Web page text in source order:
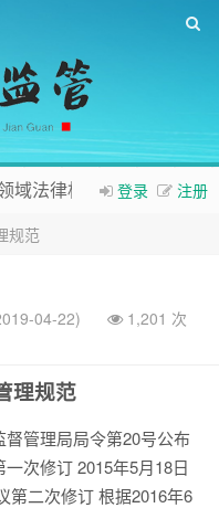
登录 注册
域法律相关内容
规范
04-22)
1,201 次
理规范
管理局局令第20号公布
次修订 2015年5月18日
第二次修订 根据2016年6